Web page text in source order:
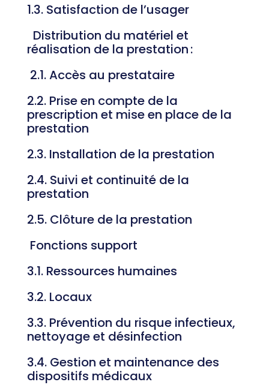
1.3. Satisfaction de l’usager
Distribution du matériel et
réalisation de la prestation :
2.1. Accès au prestataire
2.2. Prise en compte de la
prescription et mise en place de la
prestation
2.3. Installation de la prestation
2.4. Suivi et continuité de la
prestation
2.5. Clôture de la prestation
Fonctions support
3.1. Ressources humaines
3.2. Locaux
3.3. Prévention du risque infectieux,
nettoyage et désinfection
3.4. Gestion et maintenance des
dispositifs médicaux